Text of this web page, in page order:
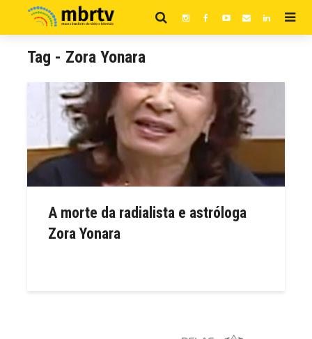
Tag - Zora Yonara
A morte da radialista e astróloga
Zora Yonara